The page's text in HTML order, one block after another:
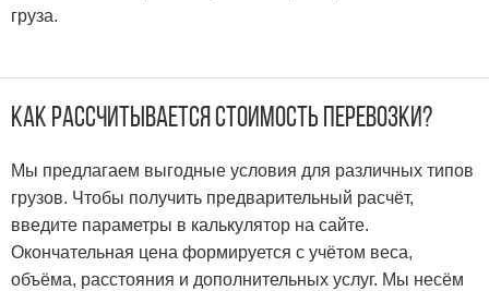
груза.
Как рассчитывается стоимость перевозки?
Мы предлагаем выгодные условия для различных типов
грузов. Чтобы получить предварительный расчёт,
введите параметры в калькулятор на сайте.
Окончательная цена формируется с учётом веса,
объёма, расстояния и дополнительных услуг. Мы несём